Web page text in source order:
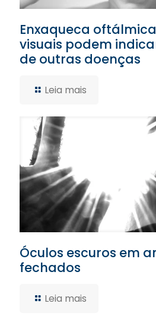
Enxaqueca
visuais podem
de outras doenças
Leia mais
Óculos escuros em
fechados
Leia mais